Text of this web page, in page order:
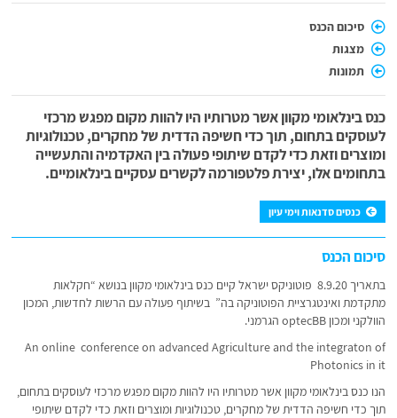
סיכום הכנס
מצגות
תמונות
כנס בינלאומי מקוון אשר מטרותיו היו להוות מקום מפגש מרכזי
לעוסקים בתחום, תוך כדי חשיפה הדדית של מחקרים, טכנולוגיות
ומוצרים וזאת כדי לקדם שיתופי פעולה בין האקדמיה והתעשייה
בתחומים אלו, יצירת פלטפורמה לקשרים עסקיים בינלאומיים.
כנסים סדנאות וימי עיון
סיכום הכנס
בתאריך 8.9.20 פוטוניקס ישראל קיים כנס בינלאומי מקוון בנושא “חקלאות
מתקדמת ואינטגרציית הפוטוניקה בה” בשיתוף פעולה עם הרשות לחדשות, המכון
הוולקני ומכון optecBB הגרמני.
An online conference on advanced Agriculture and the integraton of
Photonics in it
הנו כנס בינלאומי מקוון אשר מטרותיו היו להוות מקום מפגש מרכזי לעוסקים בתחום,
תוך כדי חשיפה הדדית של מחקרים, טכנולוגיות ומוצרים וזאת כדי לקדם שיתופי